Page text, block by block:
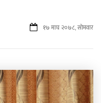
१७ माघ २०७८, सोमवार